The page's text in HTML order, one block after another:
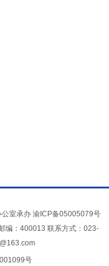
室承办 渝ICP备05005079号
编：400013 联系方式：023-
号